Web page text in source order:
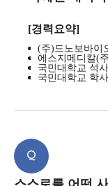
[경력요약]
(주)드노보바이
에스지메디칼(
국민대학교 석
국민대학교 학
Q